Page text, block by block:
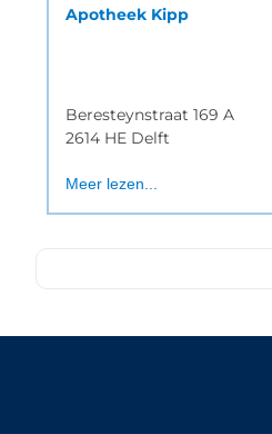
Apotheek Kipp
Beresteynstraat 169 A
2614 HE Delft
Meer lezen...